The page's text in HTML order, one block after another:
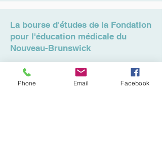
La bourse d'études de la Fondation
pour l'éducation médicale du
Nouveau-Brunswick
Nombre de récompenses : 1
Phone Email Facebook